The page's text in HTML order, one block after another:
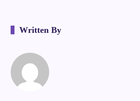
Written By